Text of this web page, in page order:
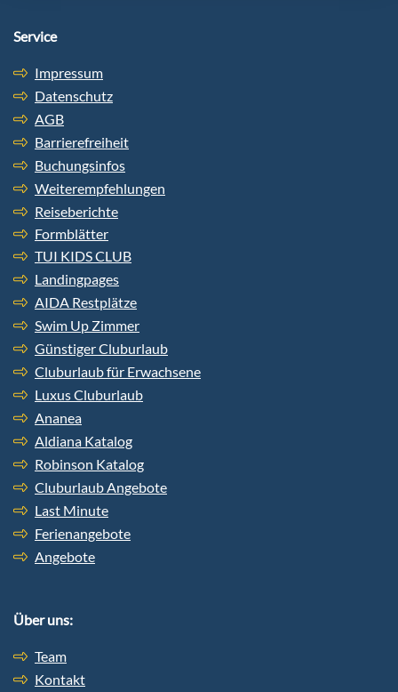
Service
Impressum
Datenschutz
AGB
Barrierefreiheit
Buchungsinfos
Weiterempfehlungen
Reiseberichte
Formblätter
TUI KIDS CLUB
Landingpages
AIDA Restplätze
Swim Up Zimmer
Günstiger Cluburlaub
Cluburlaub für Erwachsene
Luxus Cluburlaub
Ananea
Aldiana Katalog
Robinson Katalog
Cluburlaub Angebote
Last Minute
Ferienangebote
Angebote
Über uns:
Team
Kontakt